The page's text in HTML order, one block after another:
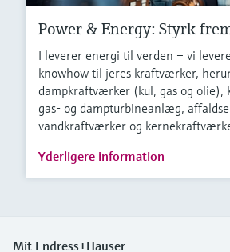
Power & Energy: Styrk
I leverer energi til verden – vi
knowhow til jeres kraftværker,
dampkraftværker (kul, gas og olie),
gas- og dampturbineanlæg,
vandkraftværker og
Yderligere information
Mit Endress+Hauser